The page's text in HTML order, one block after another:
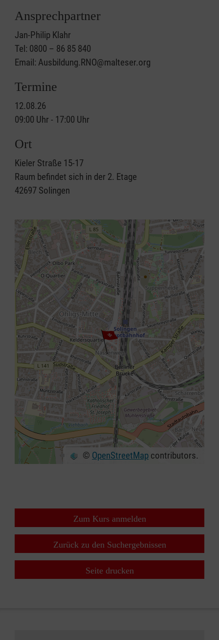
Ansprechpartner
Jan-Philip Klahr
Tel: 0800 – 86 85 840
Email: Ausbildung.RNO@malteser.org
Termine
12.08.26
09:00 Uhr - 17:00 Uhr
Ort
Kieler Straße 15-17
Raum befindet sich in der 2. Etage
42697 Solingen
© OpenStreetMap contributors.
Zum Kurs anmelden
Zurück zu den Suchergebnissen
Seite drucken